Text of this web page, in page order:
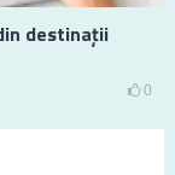
destinații
0